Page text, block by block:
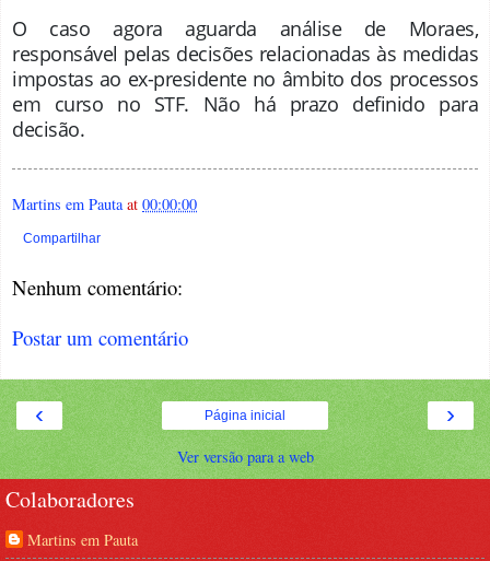
O caso agora aguarda análise de Moraes,
responsável pelas decisões relacionadas às medidas
impostas ao ex-presidente no âmbito dos processos
em curso no STF. Não há prazo definido para
decisão.
Martins em Pauta at 00:00:00
Compartilhar
Nenhum comentário:
Postar um comentário
‹ ›
Página inicial
Ver versão para a web
Colaboradores
Martins em Pauta